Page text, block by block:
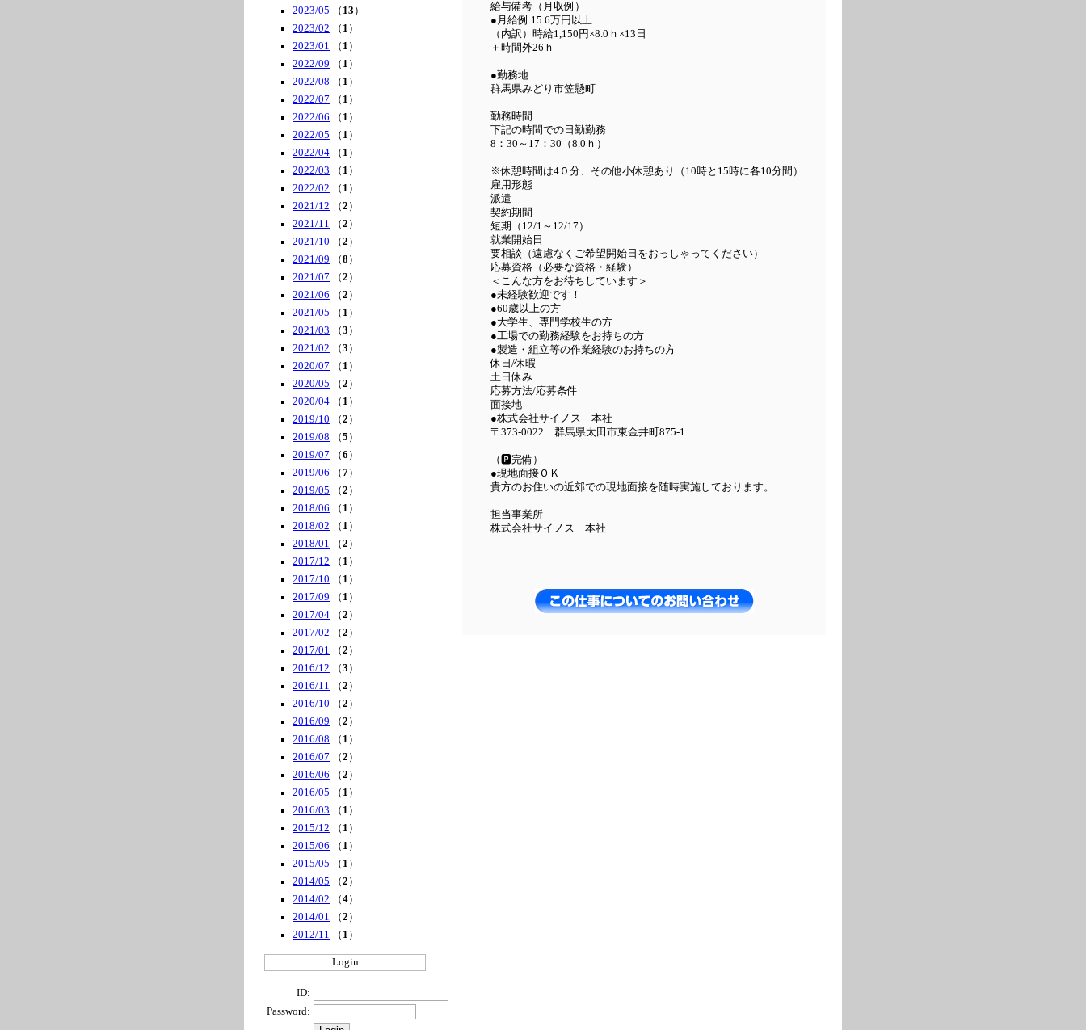
2023/05 （ 13 ）
2023/02 （ 1 ）
2023/01 （ 1 ）
2022/09 （ 1 ）
2022/08 （ 1 ）
2022/07 （ 1 ）
2022/06 （ 1 ）
2022/05 （ 1 ）
2022/04 （ 1 ）
2022/03 （ 1 ）
2022/02 （ 1 ）
2021/12 （2 ）
2021/11 （2 ）
2021/10 （2 ）
2021/09 （8 ）
2021/07 （2 ）
2021/06 （2 ）
2021/05 （ 1 ）
2021/03 （3 ）
2021/02 （3 ）
2020/07 （ 1 ）
2020/05 （2 ）
2020/04 （ 1 ）
2019/10 （2 ）
2019/08 （5 ）
2019/07 （6 ）
2019/06 （7）
2019/05 （2 ）
2018/06 （ 1 ）
2018/02 （ 1 ）
2018/01 （2 ）
2017/12 （ 1 ）
2017/10 （ 1 ）
2017/09 （ 1 ）
2017/04 （2 ）
2017/02 （2 ）
2017/01 （2 ）
2016/12 （3 ）
2016/11 （2 ）
2016/10 （2 ）
2016/09 （2 ）
2016/08 （ 1 ）
2016/07 （2 ）
2016/06 （2 ）
2016/05 （ 1 ）
2016/03 （ 1 ）
2015/12 （ 1 ）
2015/06 （ 1 ）
2015/05 （ 1 ）
2014/05 （2 ）
2014/02 （4）
2014/01 （2 ）
2012/11 （ 1 ）
Login
ID:
Password:
給与備考（月収例）
●月給例 15.6万円以上
（内訳）時給1,150円×8.0ｈ×13日
＋時間外26ｈ
●勤務地
群馬県みどり市笠懸町
勤務時間
下記の時間での日勤勤務
8：30～17：30（8.0ｈ）
※休憩時間は4０分、その他小休憩あり（10時と15時に各10分間）
雇用形態
派遣
契約期間
短期（12/1～12/17）
就業開始日
要相談（遠慮なくご希望開始日をおっしゃってください）
応募資格（必要な資格・経験）
＜こんな方をお待ちしています＞
●未経験歓迎です！
●60歳以上の方
●大学生、専門学校生の方
●工場での勤務経験をお持ちの方
●製造・組立等の作業経験のお持ちの方
休日/休暇
土日休み
応募方法/応募条件
面接地
●株式会社サイノス 本社
〒373-0022 群馬県太田市東金井町875-1
（🅿完備）
●現地面接ＯＫ
貴方のお住いの近郊での現地面接を随時実施しております。
担当事業所
株式会社サイノス 本社